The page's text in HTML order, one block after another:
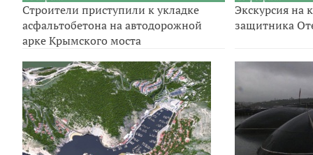
Строители приступили к укладке
асфальтобетона на автодорожной
арке Крымского моста
Экскурсия на
защитника